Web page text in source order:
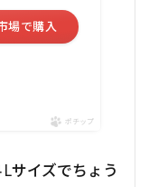
場で購入
ポチップ
サイズでちょう